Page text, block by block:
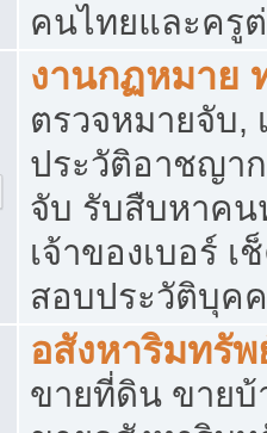
คนไทยและครู
งานกฏหมาย
ตรวจหมายจับ,
ประวัติอาชญา
จับ รับสืบหาคน
เจ้าของเบอร์
สอบประวัติบุค
อสังหาริมทรัพ
ขายที่ดิน ขายบ้